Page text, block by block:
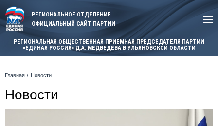
РЕГИОНАЛЬНОЕ ОТДЕЛЕНИЕ
ОФИЦИАЛЬНЫЙ САЙТ ПАРТИИ
РЕГИОНАЛЬНАЯ ОБЩЕСТВЕННАЯ ПРИЕМНАЯ ПРЕДСЕДАТЕЛЯ ПАРТИИ
«ЕДИНАЯ РОССИЯ» Д.А. МЕДВЕДЕВА В УЛЬЯНОВСКОЙ ОБЛАСТИ
Главная Новости
Новости